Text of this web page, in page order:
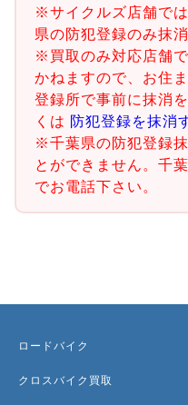
※サイクルズ店舗で
県の防犯登録のみ抹
※買取のみ対応店舗
かねますので、お住
登録所で事前に抹消
くは 防犯登録を抹消
※千葉県の防犯登録
とができません。千
でお電話下さい。
ロードバイク
クロスバイク買取